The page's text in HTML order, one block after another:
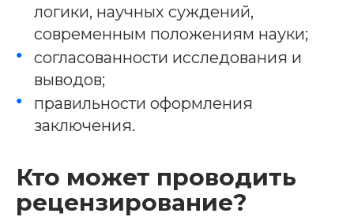
логики, научных суждений,
современным положениям науки;
согласованности исследования и
выводов;
правильности оформления
заключения.
Кто может проводить
рецензирование?